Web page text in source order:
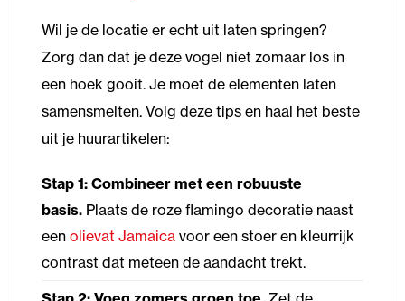
Wil je de locatie er echt uit laten springen?
Zorg dan dat je deze vogel niet zomaar los in
een hoek gooit. Je moet de elementen laten
samensmelten. Volg deze tips en haal het beste
uit je huurartikelen:
Stap 1: Combineer met een robuuste
basis. Plaats de roze flamingo decoratie naast
een olievat Jamaica voor een stoer en kleurrijk
contrast dat meteen de aandacht trekt.